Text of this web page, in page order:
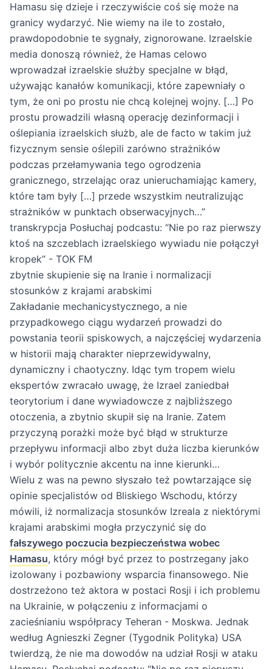
Hamasu się dzieje i rzeczywiście coś się może na
granicy wydarzyć. Nie wiemy na ile to zostało,
prawdopodobnie te sygnały, zignorowane. Izraelskie
media donoszą również, że Hamas celowo
wprowadzał izraelskie służby specjalne w błąd,
używając kanałów komunikacji, które zapewniały o
tym, że oni po prostu nie chcą kolejnej wojny. […] Po
prostu prowadzili własną operację dezinformacji i
oślepiania izraelskich służb, ale de facto w takim już
fizycznym sensie oślepili zarówno strażników
podczas przełamywania tego ogrodzenia
granicznego, strzelając oraz unieruchamiając kamery,
które tam były […] przede wszystkim neutralizując
strażników w punktach obserwacyjnych…”
transkrypcja Posłuchaj podcastu: “Nie po raz pierwszy
ktoś na szczeblach izraelskiego wywiadu nie połączył
kropek” - TOK FM
zbytnie skupienie się na Iranie i normalizacji
stosunków z krajami arabskimi
Zakładanie mechanicystycznego, a nie
przypadkowego ciągu wydarzeń prowadzi do
powstania teorii spiskowych, a najczęściej wydarzenia
w historii mają charakter nieprzewidywalny,
dynamiczny i chaotyczny. Idąc tym tropem wielu
ekspertów zwracało uwagę, że Izrael zaniedbał
teorytorium i dane wywiadowcze z najbliższego
otoczenia, a zbytnio skupił się na Iranie. Zatem
przyczyną porażki może być błąd w strukturze
przepływu informacji albo zbyt duża liczba kierunków
i wybór politycznie akcentu na inne kierunki…
Wielu z was na pewno słyszało też powtarzające się
opinie specjalistów od Bliskiego Wschodu, którzy
mówili, iż normalizacja stosunków Izreala z niektórymi
krajami arabskimi mogła przyczynić się do
fałszywego poczucia bezpieczeństwa wobec
Hamasu, który mógł być przez to postrzegany jako
izolowany i pozbawiony wsparcia finansowego. Nie
dostrzeżono też aktora w postaci Rosji i ich problemu
na Ukrainie, w połączeniu z informacjami o
zacieśnianiu współpracy Teheran - Moskwa. Jednak
według Agnieszki Zegner (Tygodnik Polityka) USA
twierdzą, że nie ma dowodów na udział Rosji w ataku